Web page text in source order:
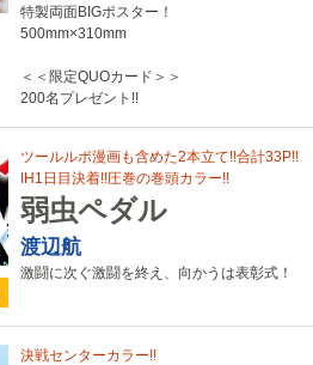
特製両面BIGポスター！
500mm×310mm
＜＜限定QUOカード＞＞
200名プレゼント!!
ツールルポ漫画も含めた2本立て!!合計33P!!
IH1日目決着!!圧巻の巻頭カラー!!
弱虫ペダル
渡辺航
激闘に次ぐ激闘を終え、向かうは表彰式！
決戦センターカラー!!